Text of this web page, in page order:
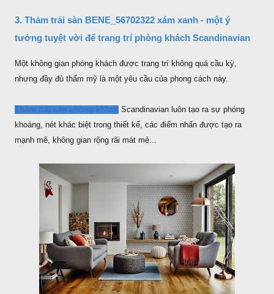
3. Thảm trải sàn BENE_56702322 xám xanh - một ý
tưởng tuyệt vời để trang trí phòng khách Scandinavian
Một không gian phòng khách được trang trí không quá cầu kỳ,
nhưng đầy đủ thẩm mỹ là một yêu cầu của phong cách này.
Scandinavian luôn tạo ra sự phóng
khoáng, nét khác biệt trong thiết kế, các điểm nhấn được tạo ra
mạnh mẽ, không gian rộng rãi mát mẻ...